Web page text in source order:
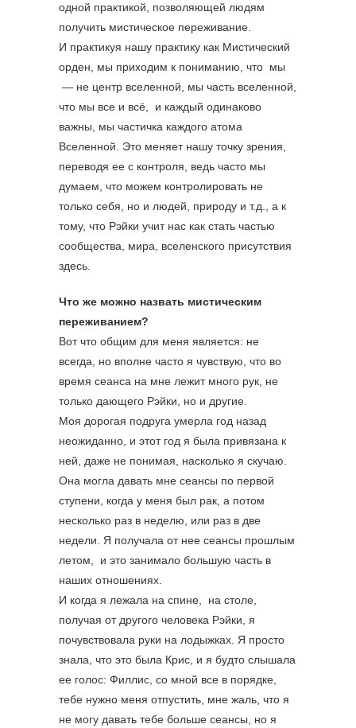
одной практикой, позволяющей людям
получить мистическое переживание.
И практикуя нашу практику как Мистический
орден, мы приходим к пониманию, что мы
— не центр вселенной, мы часть вселенной,
что мы все и всё, и каждый одинаково
важны, мы частичка каждого атома
Вселенной. Это меняет нашу точку зрения,
переводя ее с контроля, ведь часто мы
думаем, что можем контролировать не
только себя, но и людей, природу и т.д., а к
тому, что Рэйки учит нас как стать частью
сообщества, мира, вселенского присутствия
здесь.
Что же можно назвать мистическим
переживанием?
Вот что общим для меня является: не
всегда, но вполне часто я чувствую, что во
время сеанса на мне лежит много рук, не
только дающего Рэйки, но и другие.
Моя дорогая подруга умерла год назад
неожиданно, и этот год я была привязана к
ней, даже не понимая, насколько я скучаю.
Она могла давать мне сеансы по первой
ступени, когда у меня был рак, а потом
несколько раз в неделю, или раз в две
недели. Я получала от нее сеансы прошлым
летом, и это занимало большую часть в
наших отношениях.
И когда я лежала на спине, на столе,
получая от другого человека Рэйки, я
почувствовала руки на лодыжках. Я просто
знала, что это была Крис, и я будто слышала
ее голос: Филлис, со мной все в порядке,
тебе нужно меня отпустить, мне жаль, что я
не могу давать тебе больше сеансы, но я